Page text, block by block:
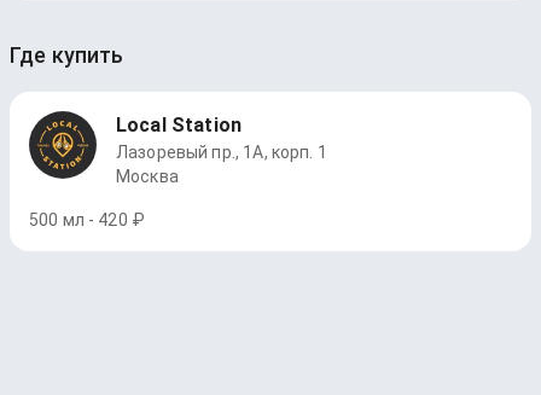
Где купить
Local Station
Лазоревый пр., 1А, корп. 1
Москва
500 мл - 420 ₽